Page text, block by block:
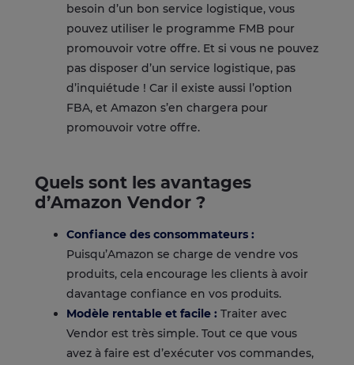
besoin d’un bon service logistique, vous
pouvez utiliser le programme FMB pour
promouvoir votre offre. Et si vous ne pouvez
pas disposer d’un service logistique, pas
d’inquiétude ! Car il existe aussi l’option
FBA, et Amazon s’en chargera pour
promouvoir votre offre.
Quels sont les avantages
d’Amazon Vendor ?
Confiance des consommateurs :
Puisqu’Amazon se charge de vendre vos
produits, cela encourage les clients à avoir
davantage confiance en vos produits.
Modèle rentable et facile : Traiter avec
Vendor est très simple. Tout ce que vous
avez à faire est d’exécuter vos commandes,